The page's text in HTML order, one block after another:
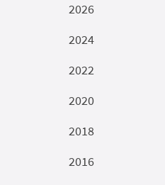
2026
2024
2022
2020
2018
2016